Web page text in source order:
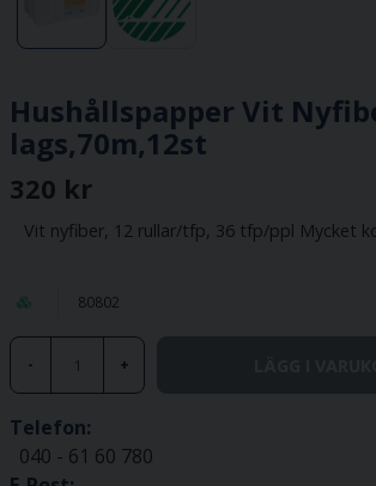
Hushållspapper Vit
lags,70m,12st
320 kr
Vit nyfiber, 12 rullar/tfp, 36 tfp/ppl Mycket
80802
- +
Telefon:
040 - 61 60 780